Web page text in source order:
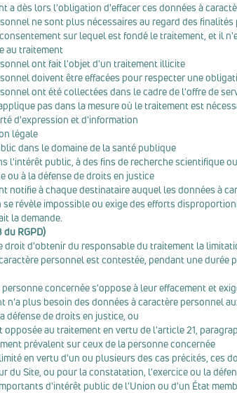
a dès lors l'obligation d'effacer ces données à
ne sont plus nécessaires au regard des
sur lequel est fondé le traitement, et il
au traitement
ont fait l'objet d'un traitement illicite
doivent être effacées pour respecter une
ont été collectées dans le cadre de l'offre de
pas dans la mesure où le traitement est
d'expression et d'information
légale
dans le domaine de la santé publique
l'intérêt public, à des fins de recherche scientifique
ou à la défense de droits en justice
notifie à chaque destinataire auquel les données à
révèle impossible ou exige des efforts
la demande.
RGPD)
droit d'obtenir du responsable du traitement la
personnel est contestée, pendant une
concernée s'oppose à leur effacement et
n'a plus besoin des données à caractère personnel
défense de droits en justice, ou
opposée au traitement en vertu de l'article 21,
prévalent sur ceux de la personne concernée
en vertu d'un ou plusieurs des cas précités, ces
du Site, ou pour la constatation, l'exercice ou la
d'intérêt public de l'Union ou d'un État